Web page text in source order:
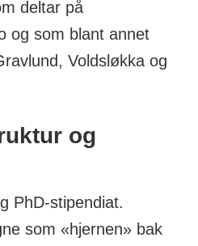
deltar på
og som blant annet
Voldsløkka og
og
PhD-stipendiat.
som «hjernen» bak